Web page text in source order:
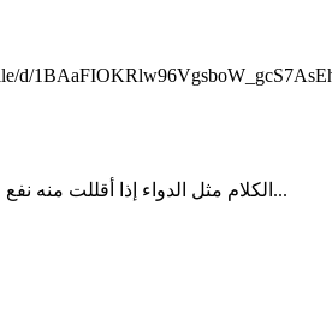
d/
الكلام مثل الدواء إذا أقللت منه نفع وإن أكثرت منه قتل...